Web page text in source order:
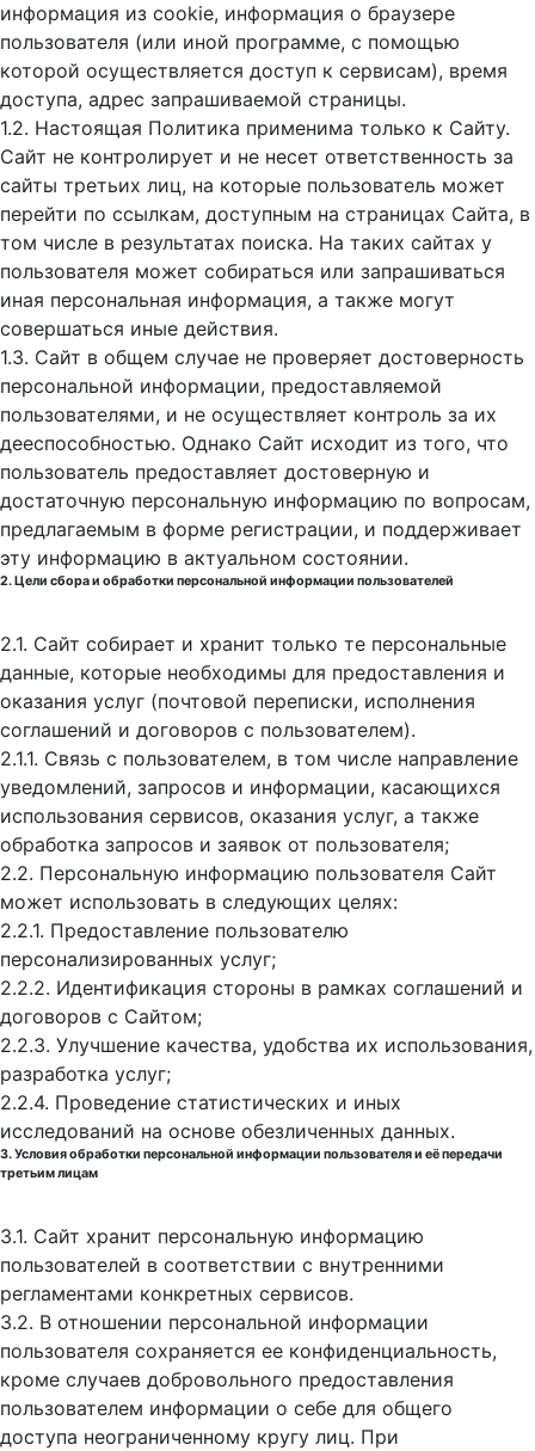
информация из cookie, информация о браузере
пользователя (или иной программе, с помощью
которой осуществляется доступ к cервисам), время
доступа, адрес запрашиваемой страницы.
1.2. Настоящая Политика применима только к Сайту.
Сайт не контролирует и не несет ответственность за
сайты третьих лиц, на которые пользователь может
перейти по ссылкам, доступным на страницах Сайта, в
том числе в результатах поиска. На таких сайтах у
пользователя может собираться или запрашиваться
иная персональная информация, а также могут
совершаться иные действия.
1.3. Сайт в общем случае не проверяет достоверность
персональной информации, предоставляемой
пользователями, и не осуществляет контроль за их
дееспособностью. Однако Сайт исходит из того, что
пользователь предоставляет достоверную и
достаточную персональную информацию по вопросам,
предлагаемым в форме регистрации, и поддерживает
эту информацию в актуальном состоянии.
2. Цели сбора и обработки персональной информации пользователей
2.1. Сайт собирает и хранит только те персональные
данные, которые необходимы для предоставления и
оказания услуг (почтовой переписки, исполнения
соглашений и договоров с пользователем).
2.1.1. Связь с пользователем, в том числе направление
уведомлений, запросов и информации, касающихся
использования сервисов, оказания услуг, а также
обработка запросов и заявок от пользователя;
2.2. Персональную информацию пользователя Сайт
может использовать в следующих целях:
2.2.1. Предоставление пользователю
персонализированных услуг;
2.2.2. Идентификация стороны в рамках соглашений и
договоров с Сайтом;
2.2.3. Улучшение качества, удобства их использования,
разработка услуг;
2.2.4. Проведение статистических и иных
исследований на основе обезличенных данных.
3. Условия обработки персональной информации пользователя и её передачи
третьим лицам
3.1. Сайт хранит персональную информацию
пользователей в соответствии с внутренними
регламентами конкретных сервисов.
3.2. В отношении персональной информации
пользователя сохраняется ее конфиденциальность,
кроме случаев добровольного предоставления
пользователем информации о себе для общего
доступа неограниченному кругу лиц. При